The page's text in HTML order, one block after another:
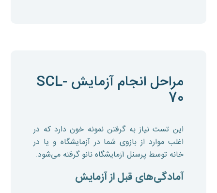
مراحل انجام آزمایش SCL-
70
این تست نیاز به گرفتن نمونه خون دارد که در
اغلب موارد از بازوی شما در آزمایشگاه و یا در
خانه توسط پرسنل آزمایشگاه نانو گرفته می‌شود.
آمادگی‌های قبل از آزمایش